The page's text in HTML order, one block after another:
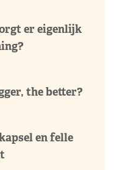
er eigenlijk
the better?
en felle